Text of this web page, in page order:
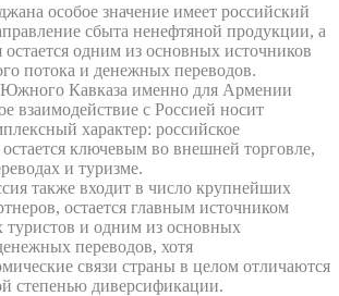
особое значение имеет российский
сбыта ненефтяной продукции, а
остается одним из основных источников
потока и денежных переводов.
Кавказа именно для Армении
взаимодействие с Россией носит
характер: российское
ключевым во внешней торговле,
и туризме.
также входит в число крупнейших
остается главным источником
туристов и одним из основных
переводов, хотя
связи страны в целом отличаются
степенью диверсификации.